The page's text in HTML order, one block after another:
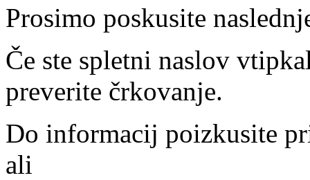
Prosimo poskusite
Če ste spletni naslov
preverite črkovanje.
Do informacij poizkusite
ali